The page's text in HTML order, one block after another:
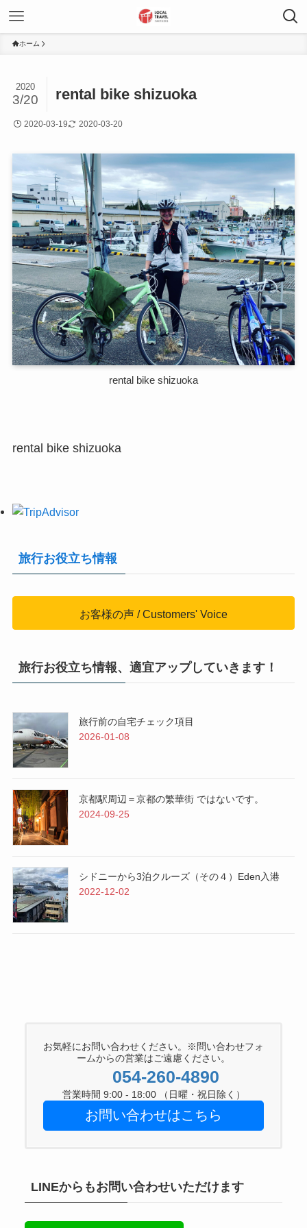
ホーム
rental bike shizuoka
2020
3/20
2020-03-19 2020-03-20
rental bike shizuoka
rental bike shizuoka
旅行お役立ち情報
お客様の声 / Customers' Voice
旅行お役立ち情報、適宜アップしていきます！
旅行前の自宅チェック項目
2026-01-08
京都駅周辺＝京都の繁華街 ではないです。
2024-09-25
シドニーから3泊クルーズ（その４）Eden入港
2022-12-02
お気軽にお問い合わせください。※問い合わせフォ
ームからの営業はご遠慮ください。
054-260-4890
営業時間 9:00 - 18:00 （日曜・祝日除く）
お問い合わせはこちら
LINEからもお問い合わせいただけます